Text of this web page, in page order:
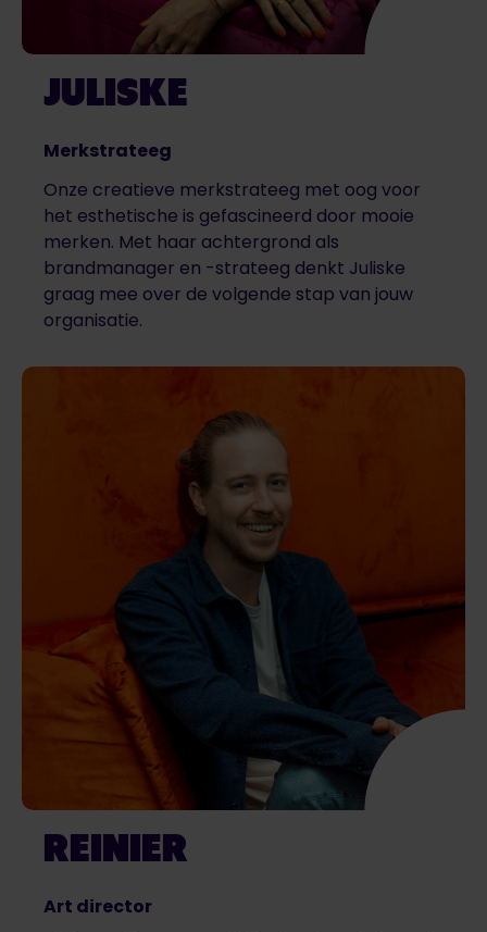
JULISKE
Merkstrateeg
Onze creatieve merkstrateeg met oog voor
het esthetische is gefascineerd door mooie
merken. Met haar achtergrond als
brandmanager en -strateeg denkt Juliske
graag mee over de volgende stap van jouw
organisatie.
REINIER
Art director